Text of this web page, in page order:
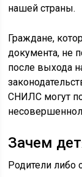
нашей страны.
Граждане,
документа, не
после выхода
СНИЛС могут
Зачем
Родители либо